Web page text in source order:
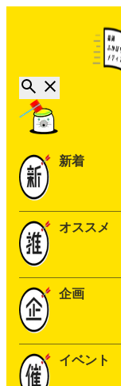
新着
オススメ
企画
イベント